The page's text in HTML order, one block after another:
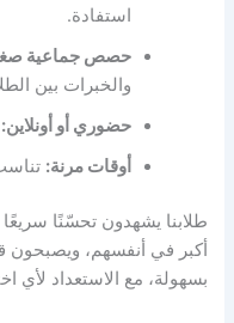
استفادة.
حصص جماعية
والخبرات بين
حضوري أو أونلاين:
أوقات مرنة:
طلابنا يشهدون تحسّنًا
أكبر في أنفسهم، ويصبحون
بسهولة، مع الاستعداد لأي